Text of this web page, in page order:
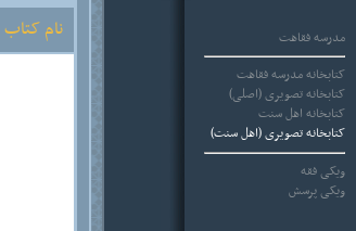
مدرسه فقاهت
کتابخانه مدرسه فقاهت
کتابخانه تصویری (اصلی)
کتابخانه اهل سنت
کتابخانه تصویری (اهل سنت)
ویکی فقه
ویکی پرسش
نام